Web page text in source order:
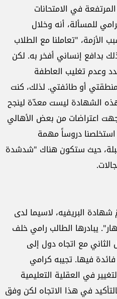
في الامتحانات
للمسألة، أنه وخلال
الأزمة، "تعاملنا مع الطلاب
بدافع إنساني أفخر به. لكن
وعدم تغليب العاطفة
أو طائفتي. لذلك، كنت
الشهادة ليست معدّة لينجح
واجهت اعتراضات من بعض الأهالي
استخلصنا دروساً مهمة
حيث ستكون هناك "شدشدة
البريفيه، لاسيما لدى
يبادرها الطالب رامي خلف
مع اتجاه دول إلى
فائدة فيها. تجيبه كرامي
في العقلية التعليمية
في هذا الاتجاه لكن وفق